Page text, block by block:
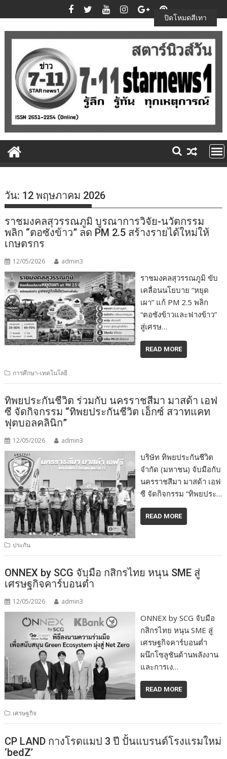
to
content
วัน: 12 พฤษภาคม 2026
ราชมงคลสุวรรณภูมิ บูรณาการวิจัย-นวัตกรรม
พลิก “ตอซังข้าว” ลด PM 2.5 สร้างรายได้ใหม่ให้
เกษตรกร
12/05/2026 admin3
ราชมงคลสุวรรณภูมิ ขับ
เคลื่อนนโยบาย “หยุด
เผา” แก้ PM 2.5 พลิก
“ตอซังข้าวและฟางข้าว”
สู่เศรษ…
READ MORE
การศึกษา-เทคโนโลยี
ทิพยประกันชีวิต ร่วมกับ นครราชสีมา มาสด้า เอฟ
ซี จัดกิจกรรม “ทิพยประกันชีวิต เอ็กซ์ สวาทแคท
ฟุตบอลคลินิก”
12/05/2026 admin3
บริษัท ทิพยประกันชีวิต
จำกัด (มหาชน) จับมือกับ
นครราชสีมา มาสด้า เอฟ
ซี จัดกิจกรรม “ทิพยประ…
READ MORE
ประกัน
ONNEX by SCG จับมือ กสิกรไทย หนุน SME สู่
เศรษฐกิจคาร์บอนต่ำ
12/05/2026 admin3
ONNEX by SCG จับมือ
กสิกรไทย หนุน SME สู่
เศรษฐกิจคาร์บอนต่ำ
ผนึกโซลูชันด้านพลังงาน
และการเง…
READ MORE
เศรษฐกิจ
CP LAND กางโรดแมป 3 ปี ปั้นแบรนด์โรงแรมใหม่
‘bedZ’
ปิดโหมดสีเทา